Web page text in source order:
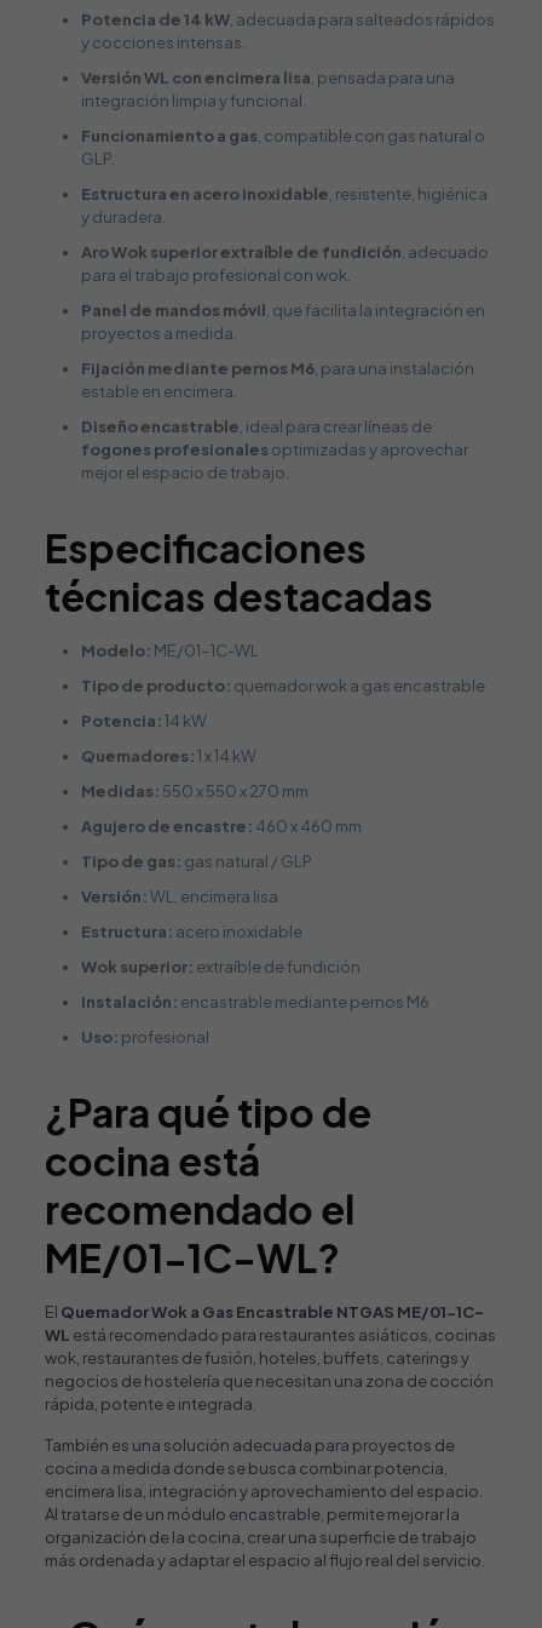
Potencia de 14 kW, adecuada para salteados rápidos
y cocciones intensas.
Versión WL con encimera lisa , pensada para una
integración limpia y funcional.
Funcionamiento a gas , compatible con gas natural o
GLP.
Estructura en acero inoxidable , resistente, higiénica
y duradera.
Aro Wok superior extraíble de fundición , adecuado
para el trabajo profesional con wok.
Panel de mandos móvil , que facilita la integración en
proyectos a medida.
Fijación mediante pernos M6, para una instalación
estable en encimera.
Diseño encastrable , ideal para crear líneas de
fogones profesionales optimizadas y aprovechar
mejor el espacio de trabajo.
Especificaciones
técnicas destacadas
Modelo: ME/01-1C-WL
Tipo de producto: quemador wok a gas encastrable
Potencia:14 kW
Quemadores:1 x 14 kW
Medidas: 550 x 550 x 270 mm
Agujero de encastre: 460 x 460 mm
Tipo de gas: gas natural / GLP
Versión:WL, encimera lisa
Estructura: acero inoxidable
Wok superior: extraíble de fundición
Instalación: encastrable mediante pernos M6
Uso: profesional
¿Para qué tipo de
cocina está
recomendado el
ME/01-1C-WL?
El Quemador Wok a Gas Encastrable NTGAS ME/01-1C-
WL está recomendado para restaurantes asiáticos, cocinas
wok, restaurantes de fusión, hoteles, buffets, caterings y
negocios de hostelería que necesitan una zona de cocción
rápida, potente e integrada.
También es una solución adecuada para proyectos de
cocina a medida donde se busca combinar potencia,
encimera lisa, integración y aprovechamiento del espacio.
Al tratarse de un módulo encastrable, permite mejorar la
organización de la cocina, crear una superficie de trabajo
más ordenada y adaptar el espacio al flujo real del servicio.